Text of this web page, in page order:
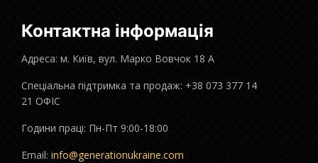
Контактна інформація
Адреса: м. Київ, вул. Марко Вовчок 18 А
Спеціальна підтримка та продаж: +38 073 377 14
21 ОФІС
Години праці: Пн-Пт 9:00-18:00
Email: info@generationukraine.com